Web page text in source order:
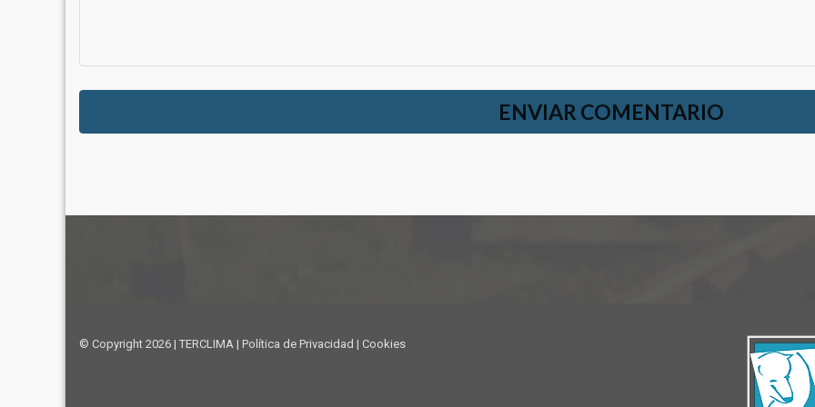
© Copyright 2026 | TERCLIMA | Política de Privacidad | Cookies